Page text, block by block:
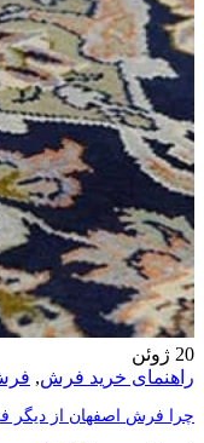
20 ژوئن
راهنمای خرید فرش,
چرا فرش اصفهان از دیگر